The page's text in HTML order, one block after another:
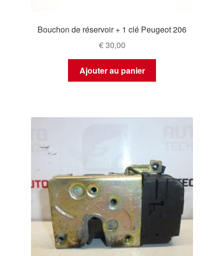
Bouchon de réservoir + 1 clé Peugeot 206
€30,00
Ajouter au panier